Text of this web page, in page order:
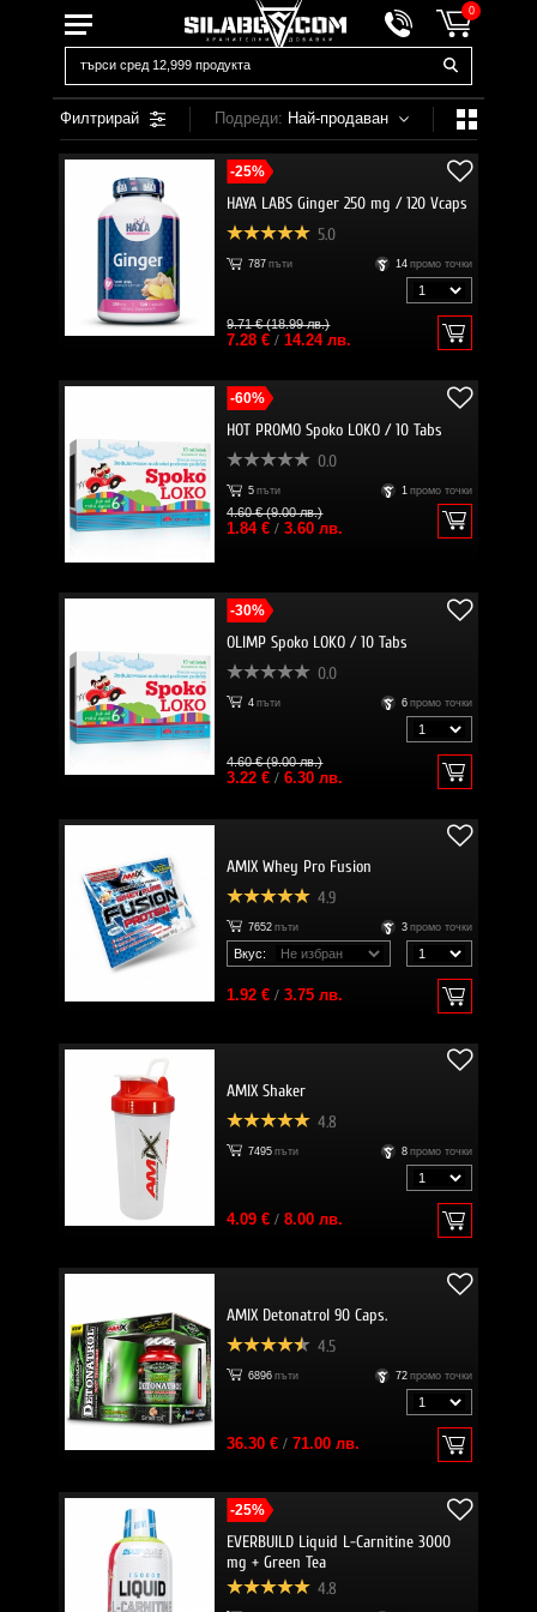
0
Филтрирай Подреди: Най-продаван
-25%
HAYA LABS Ginger 250 mg / 120 Vcaps
5.0
787 пъти 14 промо точки
9.71 € (18.99 лв.)
7.28 €/ 14.24 лв.
-60%
HOT PROMO Spoko LOKO / 10 Tabs
0.0
5 пъти 1 промо точки
4.60 € (9.00 лв.)
1.84 €/ 3.60 лв.
-30%
OLIMP Spoko LOKO / 10 Tabs
0.0
4 пъти 6 промо точки
4.60 € (9.00 лв.)
3.22 €/ 6.30 лв.
AMIX Whey Pro Fusion
4.9
7652 пъти 3 промо точки
Вкус:
1.92 €/ 3.75 лв.
AMIX Shaker
4.8
7495 пъти 8 промо точки
4.09 €/ 8.00 лв.
AMIX Detonatrol 90 Caps.
4.5
6896 пъти 72 промо точки
36.30 €/ 71.00 лв.
-25%
EVERBUILD Liquid L-Carnitine 3000
mg + Green Tea
4.8